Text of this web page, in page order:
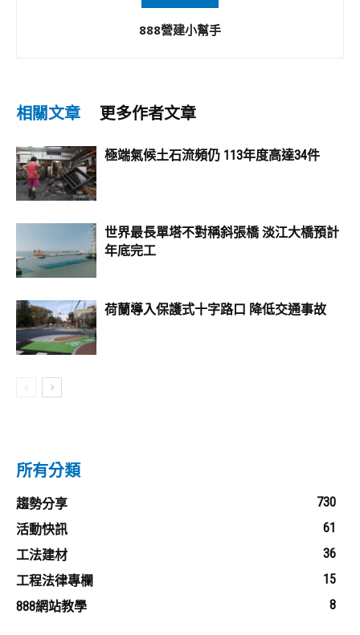
888營建小幫手
相關文章 更多作者文章
極端氣候土石流頻仍 113年度高達34件
世界最長單塔不對稱斜張橋 淡江大橋預計
年底完工
荷蘭導入保護式十字路口 降低交通事故
所有分類
趨勢分享
730
活動快訊
61
工法建材
36
工程法律專欄
15
888網站教學
8